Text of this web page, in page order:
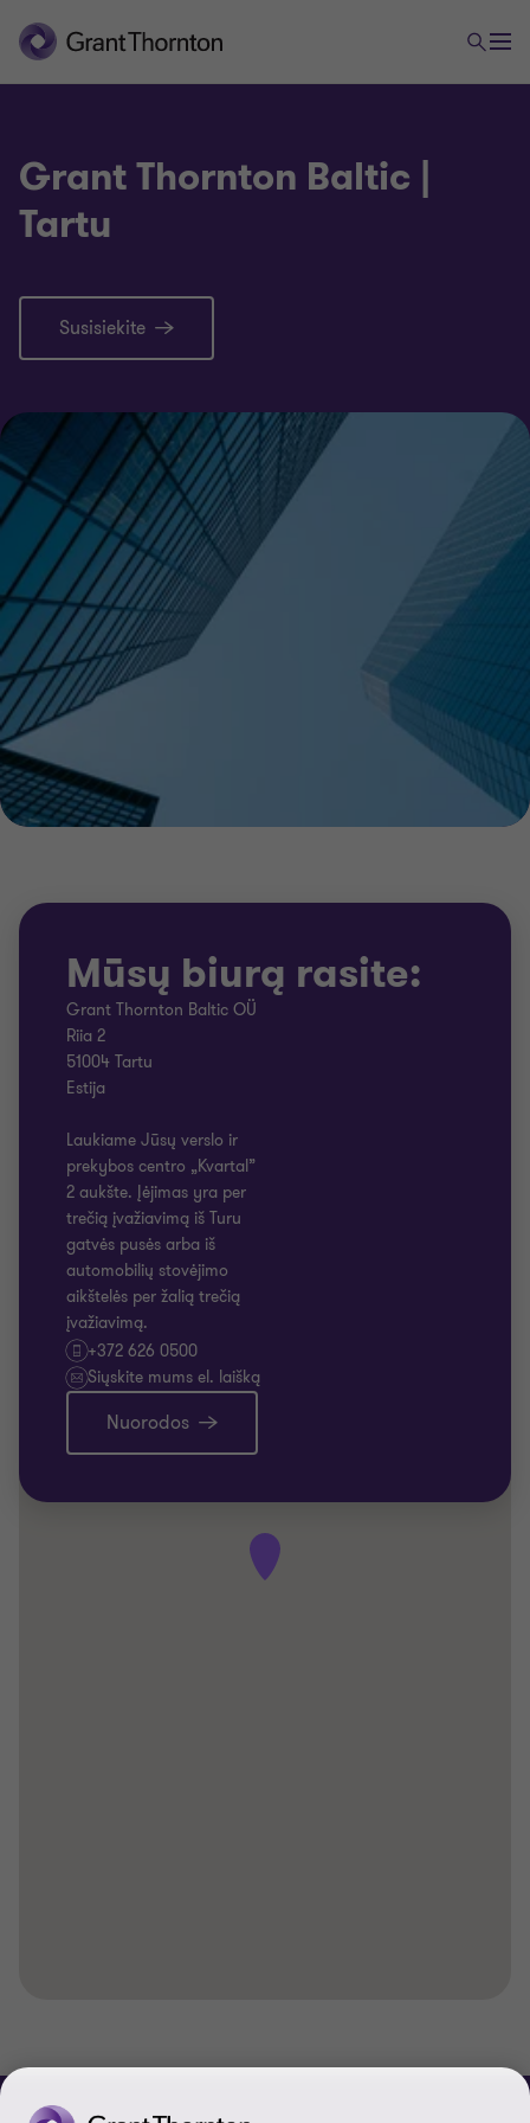
Grant Thornton Baltic |
Tartu
Susisiekite
Mūsų biurą rasite:
Grant Thornton Baltic OÜ
Riia 2
51004 Tartu
Estija
Laukiame Jūsų verslo ir
prekybos centro „Kvartal”
2 aukšte. Įėjimas yra per
trečią įvažiavimą iš Turu
gatvės pusės arba iš
automobilių stovėjimo
aikštelės per žalią trečią
įvažiavimą.
+372 626 0500
Siųskite mums el. laišką
Nuorodos